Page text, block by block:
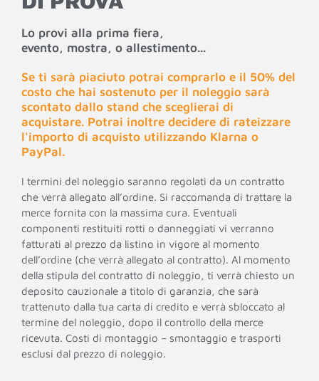
Lo provi alla prima fiera,
evento, mostra, o allestimento...
Se ti sarà piaciuto potrai comprarlo e il 50% del
costo che hai sostenuto per il noleggio sarà
scontato dallo stand che sceglierai di
acquistare. Potrai inoltre decidere di rateizzare
l'importo di acquisto utilizzando Klarna o
PayPal.
I termini del noleggio saranno regolati da un contratto
che verrà allegato all’ordine. Si raccomanda di trattare la
merce fornita con la massima cura. Eventuali
componenti restituiti rotti o danneggiati vi verranno
fatturati al prezzo da listino in vigore al momento
dell’ordine (che verrà allegato al contratto). Al momento
della stipula del contratto di noleggio, ti verrà chiesto un
deposito cauzionale a titolo di garanzia, che sarà
trattenuto dalla tua carta di credito e verrà sbloccato al
termine del noleggio, dopo il controllo della merce
ricevuta. Costi di montaggio – smontaggio e trasporti
esclusi dal prezzo di noleggio.